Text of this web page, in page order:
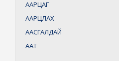
ААРЦАГ
ААРЦЛАХ
ААСГАЛДАЙ
ААТ